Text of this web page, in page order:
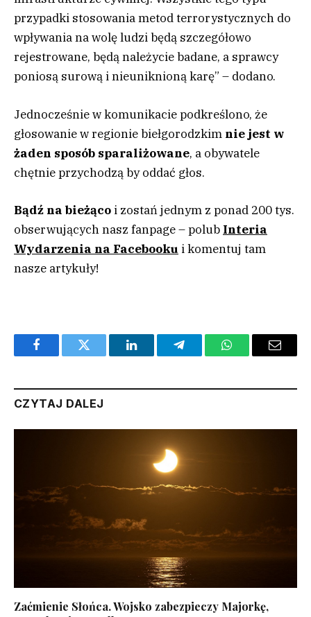
przypadki stosowania metod terrorystycznych do
wpływania na wolę ludzi będą szczegółowo
rejestrowane, będą należycie badane, a sprawcy
poniosą surową i nieuniknioną karę” – dodano.
Jednocześnie w komunikacie podkreślono, że
głosowanie w regionie biełgorodzkim nie jest w
żaden sposób sparaliżowane, a obywatele
chętnie przychodzą by oddać głos.
Bądź na bieżąco i zostań jednym z ponad 200 tys.
obserwujących nasz fanpage – polub Interia
Wydarzenia na Facebooku i komentuj tam
nasze artykuły!
FacebookTwitter LinkedInTelegramWhatsAppEmail
CZYTAJ DALEJ
Zaćmienie Słońca. Wojsko zabezpieczy Majorkę,